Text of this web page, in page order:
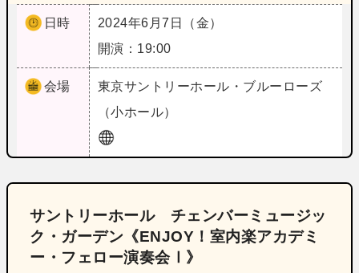
日時
2024年6月7日（金）
開演：19:00
会場 東京サントリーホール・ブルーローズ
（小ホール）
サントリーホール チェンバーミュージッ
ク・ガーデン《ENJOY！室内楽アカデミ
ー・フェロー演奏会Ⅰ》